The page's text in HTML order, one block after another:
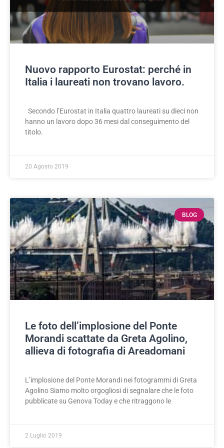
Nuovo rapporto Eurostat: perché in
Italia i laureati non trovano lavoro.
Secondo l’Eurostat in Italia quattro laureati su dieci non
hanno un lavoro dopo 36 mesi dal conseguimento del
titolo.
20 Agosto 2019
BLOG
Le foto dell’implosione del Ponte
Morandi scattate da Greta Agolino,
allieva di fotografia di Areadomani
L’implosione del Ponte Morandi nei fotogrammi di Greta
Agolino Siamo molto orgogliosi di segnalare che le foto
pubblicate su Genova Today e che ritraggono le
2 Luglio 2019